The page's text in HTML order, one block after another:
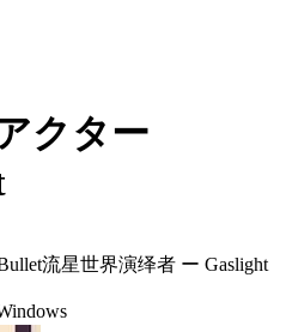
クター
流星世界演绎者 ー Gaslight